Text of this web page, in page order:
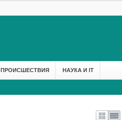
ПРОИСШЕСТВИЯ НАУКА И IT